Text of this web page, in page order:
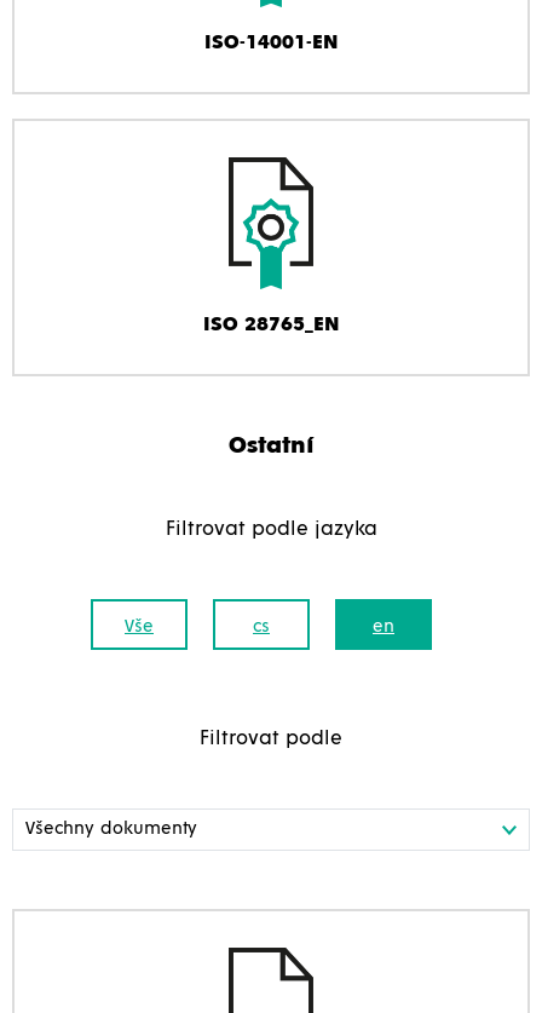
ISO-14001-EN
ISO 28765_EN
Ostatní
Filtrovat podle jazyka
Vše cs en
Filtrovat podle